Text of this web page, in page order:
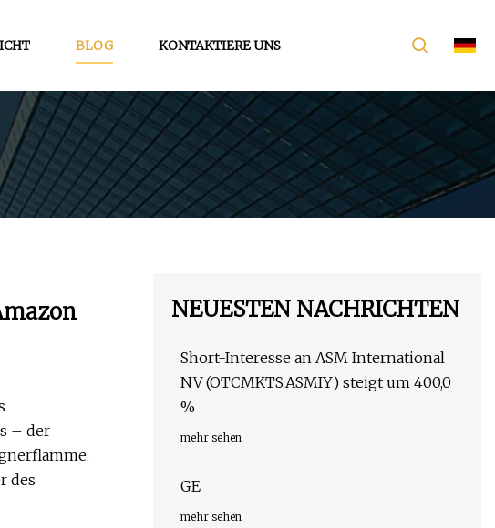
BLOG KONTAKTIERE UNS
– der
des
NEUESTEN NACHRICHTEN
Short-Interesse an ASM International
NV (OTCMKTS:ASMIY) steigt um 400,0
%
mehr sehen
GE
mehr sehen